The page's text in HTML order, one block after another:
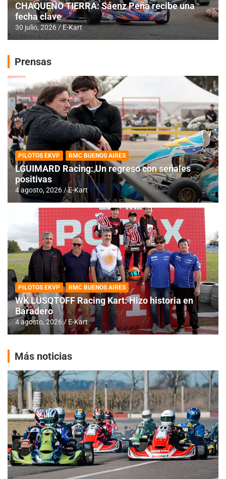
CHAQUEÑO TIERRA: Sáenz Peña recibe una
fecha clave
30 julio, 2026 E-Kart
Prensas
PILOTOS EKVP RMC BUENOS AIRES
LGUIMARD Racing: Un regreso con señales
positivas
4 agosto, 2026 E-Kart
PILOTOS EKVP RMC BUENOS AIRES
WK LÜSQTOFF Racing Kart: Hizo historia en
Baradero
4 agosto, 2026 E-Kart
Más noticias